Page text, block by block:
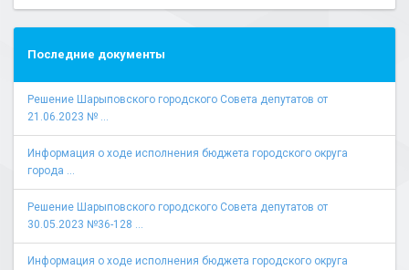
Последние документы
Решение Шарыповского городского Совета депутатов от
21.06.2023 № ...
Информация о ходе исполнения бюджета городского округа
города ...
Решение Шарыповского городского Совета депутатов от
30.05.2023 №36-128 ...
Информация о ходе исполнения бюджета городского округа